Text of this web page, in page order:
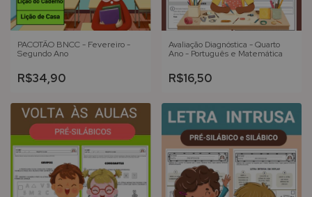
PACOTÃO BNCC - Fevereiro -
Segundo Ano
R$34,90
Avaliação Diagnóstica - Quarto
Ano - Português e Matemática
R$16,50